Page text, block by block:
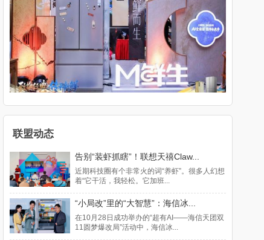
联盟动态
告别“装虾抓瞎”！联想天禧Claw...
近期科技圈有个非常火的词“养虾”。很多人幻想
着“它干活，我轻松。它加班...
“小局改”里的“大智慧”：海信冰...
在10月28日成功举办的“超有AI——海信天团双
11圆梦爆改局”活动中，海信冰...